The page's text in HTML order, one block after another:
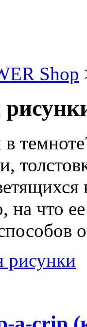
Shop
на что
рисунки